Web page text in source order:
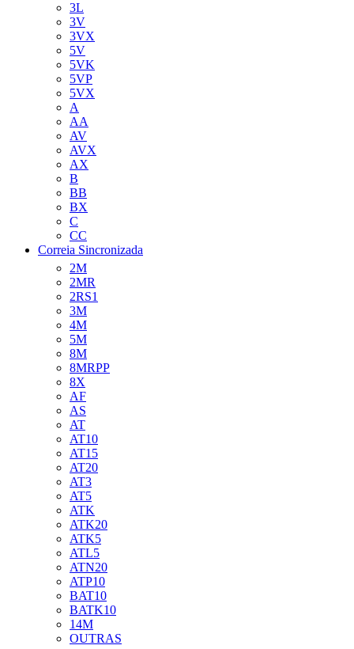
3L
3V
3VX
5V
5VK
5VP
5VX
A
AA
AV
AVX
AX
B
BB
BX
C
CC
Correia Sincronizada
2M
2MR
2RS1
3M
4M
5M
8M
8MRPP
8X
AF
AS
AT
AT10
AT15
AT20
AT3
AT5
ATK
ATK20
ATK5
ATL5
ATN20
ATP10
BAT10
BATK10
14M
OUTRAS